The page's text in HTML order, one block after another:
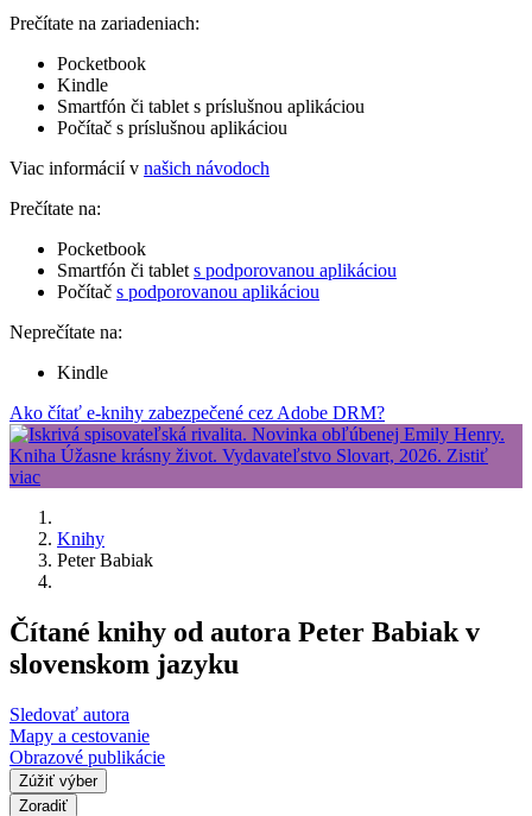
Prečítate na zariadeniach:
Pocketbook
Kindle
Smartfón či tablet s príslušnou aplikáciou
Počítač s príslušnou aplikáciou
Viac informácií v našich návodoch
Prečítate na:
Pocketbook
Smartfón či tablet s podporovanou aplikáciou
Počítač s podporovanou aplikáciou
Neprečítate na:
Kindle
Ako čítať e-knihy zabezpečené cez Adobe DRM?
Knihy
Peter Babiak
Čítané knihy od autora Peter Babiak v
slovenskom jazyku
Sledovať autora
Mapy a cestovanie
Obrazové publikácie
Zúžiť výber
Zoradiť